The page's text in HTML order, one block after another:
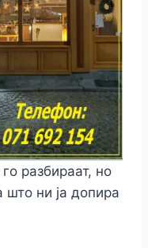
го разбираат, но
што ни ја допира